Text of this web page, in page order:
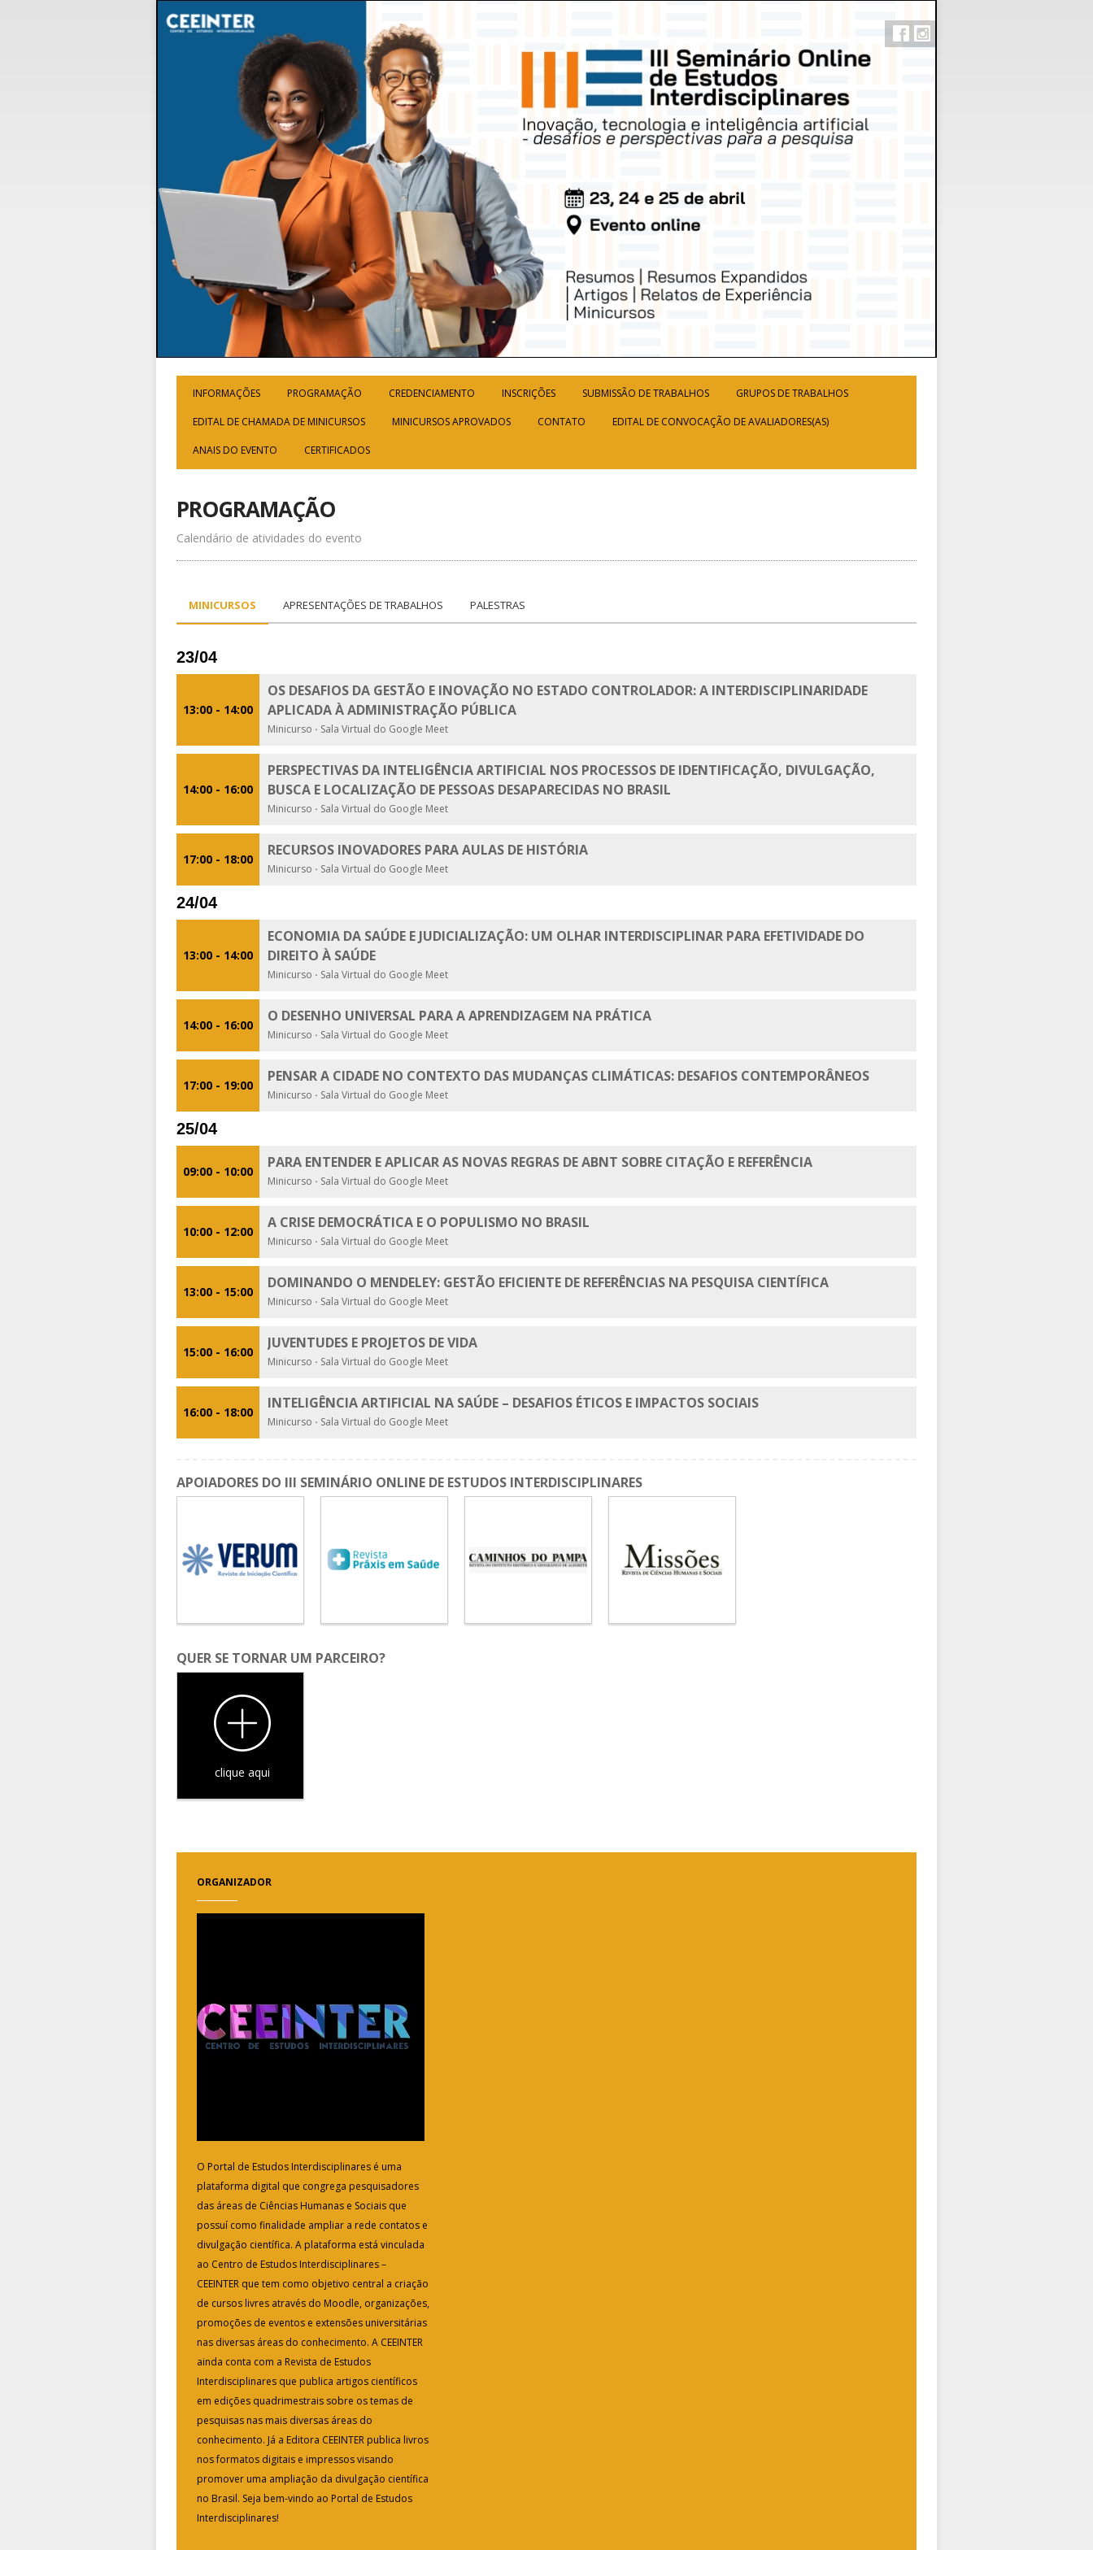
INFORMAÇÕES PROGRAMAÇÃO CREDENCIAMENTO INSCRIÇÕES SUBMISSÃO DE TRABALHOS GRUPOS DE TRABALHOS
EDITAL DE CHAMADA DE MINICURSOS MINICURSOS APROVADOS CONTATO EDITAL DE CONVOCAÇÃO DE AVALIADORES(AS)
ANAIS DO EVENTO CERTIFICADOS
PROGRAMAÇÃO
Calendário de atividades do evento
MINICURSOS APRESENTAÇÕES DE TRABALHOS PALESTRAS
23/04
13:00 - 14:00
OS DESAFIOS DA GESTÃO E INOVAÇÃO NO ESTADO CONTROLADOR: A INTERDISCIPLINARIDADE
APLICADA À ADMINISTRAÇÃO PÚBLICA
Minicurso · Sala Virtual do Google Meet
14:00 - 16:00
PERSPECTIVAS DA INTELIGÊNCIA ARTIFICIAL NOS PROCESSOS DE IDENTIFICAÇÃO, DIVULGAÇÃO,
BUSCA E LOCALIZAÇÃO DE PESSOAS DESAPARECIDAS NO BRASIL
Minicurso · Sala Virtual do Google Meet
17:00 - 18:00
RECURSOS INOVADORES PARA AULAS DE HISTÓRIA
Minicurso · Sala Virtual do Google Meet
24/04
13:00 - 14:00
ECONOMIA DA SAÚDE E JUDICIALIZAÇÃO: UM OLHAR INTERDISCIPLINAR PARA EFETIVIDADE DO
DIREITO À SAÚDE
Minicurso · Sala Virtual do Google Meet
14:00 - 16:00
O DESENHO UNIVERSAL PARA A APRENDIZAGEM NA PRÁTICA
Minicurso · Sala Virtual do Google Meet
17:00 - 19:00
PENSAR A CIDADE NO CONTEXTO DAS MUDANÇAS CLIMÁTICAS: DESAFIOS CONTEMPORÂNEOS
Minicurso · Sala Virtual do Google Meet
25/04
09:00 - 10:00
PARA ENTENDER E APLICAR AS NOVAS REGRAS DE ABNT SOBRE CITAÇÃO E REFERÊNCIA
Minicurso · Sala Virtual do Google Meet
10:00 - 12:00
A CRISE DEMOCRÁTICA E O POPULISMO NO BRASIL
Minicurso · Sala Virtual do Google Meet
13:00 - 15:00
DOMINANDO O MENDELEY: GESTÃO EFICIENTE DE REFERÊNCIAS NA PESQUISA CIENTÍFICA
Minicurso · Sala Virtual do Google Meet
15:00 - 16:00
JUVENTUDES E PROJETOS DE VIDA
Minicurso · Sala Virtual do Google Meet
16:00 - 18:00
INTELIGÊNCIA ARTIFICIAL NA SAÚDE – DESAFIOS ÉTICOS E IMPACTOS SOCIAIS
Minicurso · Sala Virtual do Google Meet
APOIADORES DO III SEMINÁRIO ONLINE DE ESTUDOS INTERDISCIPLINARES
QUER SE TORNAR UM PARCEIRO?
clique aqui
ORGANIZADOR
O Portal de Estudos Interdisciplinares é uma
plataforma digital que congrega pesquisadores
das áreas de Ciências Humanas e Sociais que
possuí como finalidade ampliar a rede contatos e
divulgação científica. A plataforma está vinculada
ao Centro de Estudos Interdisciplinares –
CEEINTER que tem como objetivo central a criação
de cursos livres através do Moodle, organizações,
promoções de eventos e extensões universitárias
nas diversas áreas do conhecimento. A CEEINTER
ainda conta com a Revista de Estudos
Interdisciplinares que publica artigos científicos
em edições quadrimestrais sobre os temas de
pesquisas nas mais diversas áreas do
conhecimento. Já a Editora CEEINTER publica livros
nos formatos digitais e impressos visando
promover uma ampliação da divulgação científica
no Brasil. Seja bem-vindo ao Portal de Estudos
Interdisciplinares!